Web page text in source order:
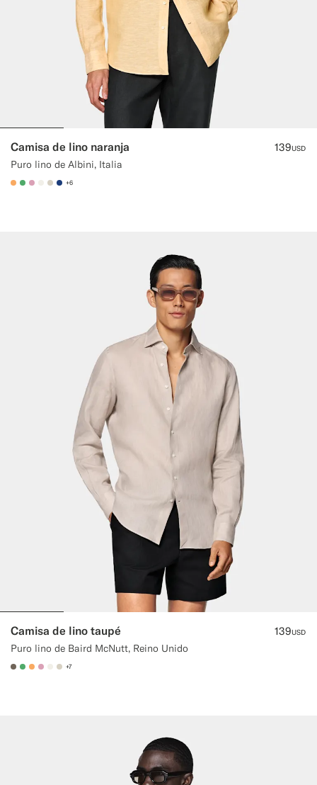
Camisa de lino naranja
Puro lino de Albini, Italia
139USD
#F9AA62
#50AA6A
#DAA1B6
#F1EFE8
#D7D1C3
#1C3D7A
+6
Camisa de lino taupé
Puro lino de Baird McNutt, Reino Unido
139USD
#706559
#50AA6A
#F9AA62
#DAA1B6
#F1EFE8
#D7D1C3
+7